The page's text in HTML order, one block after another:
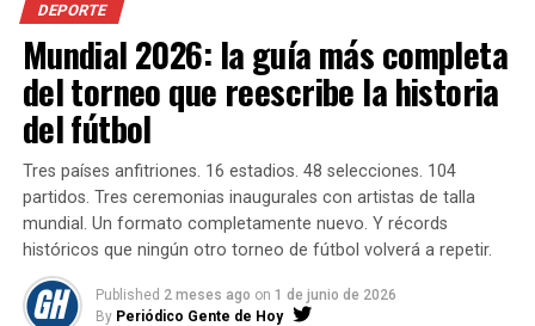
DEPORTE
Mundial 2026: la guía más completa
del torneo que reescribe la historia
del fútbol
Tres países anfitriones. 16 estadios. 48 selecciones. 104
partidos. Tres ceremonias inaugurales con artistas de talla
mundial. Un formato completamente nuevo. Y récords
históricos que ningún otro torneo de fútbol volverá a repetir.
Published 2 meses ago on 1 de junio de 2026
By Periódico Gente de Hoy